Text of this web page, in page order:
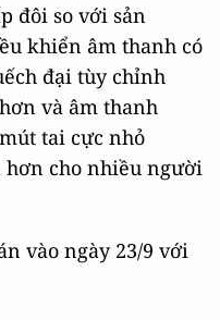
đôi so với sản
khiển âm thanh có
đại tùy chỉnh
và âm thanh
tai cực nhỏ
hơn cho nhiều người
vào ngày 23/9 với